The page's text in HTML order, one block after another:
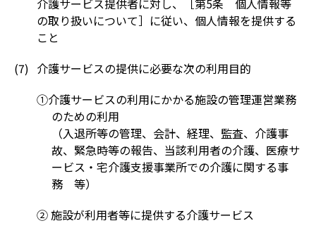
介護サービス提供者に対し、［第5条 個人情報等
の取り扱いについて］に従い、個人情報を提供する
こと
介護サービスの提供に必要な次の利用目的
①介護サービスの利用にかかる施設の管理運営業務
のための利用
（入退所等の管理、会計、経理、監査、介護事
故、緊急時等の報告、当該利用者の介護、医療サ
ービス・宅介護支援事業所での介護に関する事
務 等）
② 施設が利用者等に提供する介護サービス